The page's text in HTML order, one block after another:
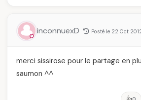
inconnuexD Posté le 22 Oct
merci sissirose pour le partage en
saumon ^^